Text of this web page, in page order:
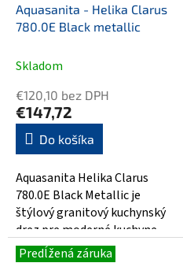
Aquasanita - Helika Clarus
780.0E Black metallic
Skladom
€120,10 bez DPH
€147,72
Do košíka
Aquasanita Helika Clarus
780.0E Black Metallic je
štýlový granitový kuchynský
drez pre moderné kuchyne,
ktorý kombinuje eleganciu
a...
Predĺžená záruka